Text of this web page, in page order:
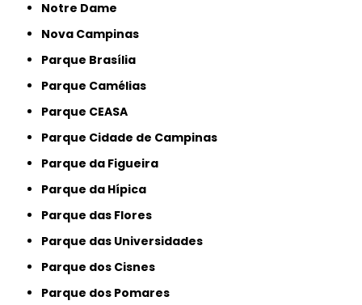
Notre Dame
Nova Campinas
Parque Brasília
Parque Camélias
Parque CEASA
Parque Cidade de Campinas
Parque da Figueira
Parque da Hípica
Parque das Flores
Parque das Universidades
Parque dos Cisnes
Parque dos Pomares